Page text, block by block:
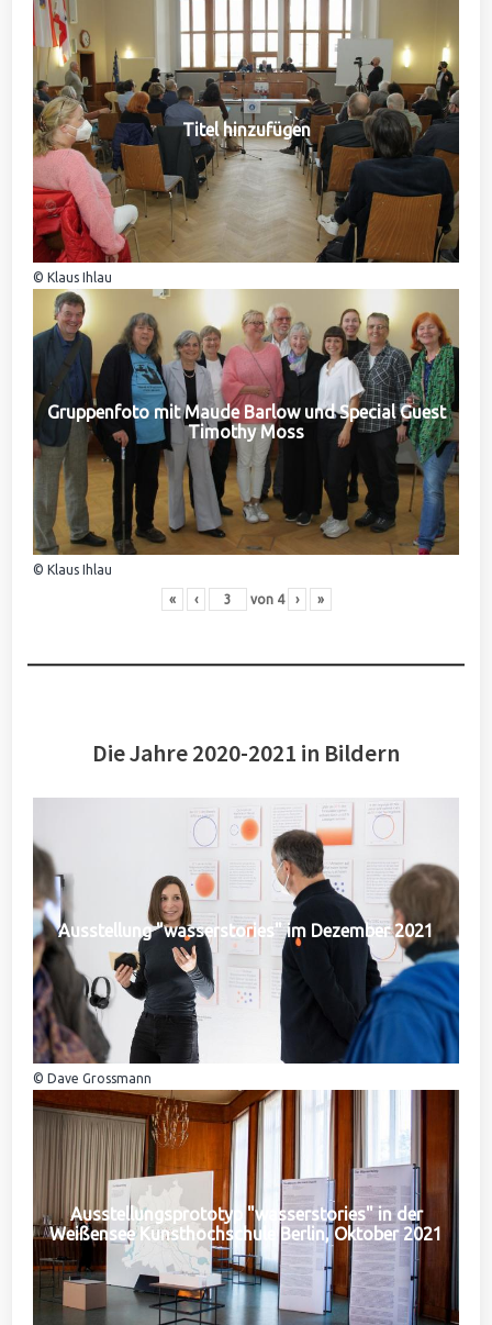
Titel hinzufügen
© Klaus Ihlau
Gruppenfoto mit Maude Barlow und Special Guest
Timothy Moss
© Klaus Ihlau
« ‹ von 4 › »
Die Jahre 2020-2021 in Bildern
Ausstellung "wasserstories" im Dezember 2021
© Dave Grossmann
Ausstellungsprototyp "wasserstories" in der
Weißensee Kunsthochschule Berlin, Oktober 2021